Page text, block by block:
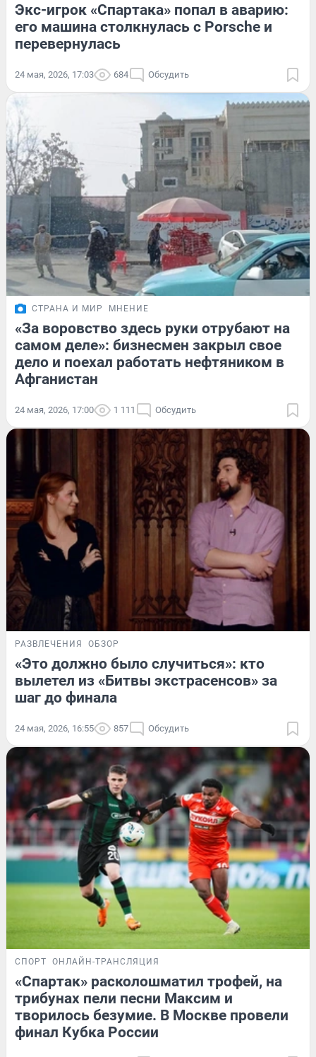
Экс-игрок «Спартака» попал в аварию:
его машина столкнулась с Porsche и
перевернулась
24 мая, 2026, 17:03 684 Обсудить
СТРАНА И МИР МНЕНИЕ
«За воровство здесь руки отрубают на
самом деле»: бизнесмен закрыл свое
дело и поехал работать нефтяником в
Афганистан
24 мая, 2026, 17:00 1 111 Обсудить
РАЗВЛЕЧЕНИЯ ОБЗОР
«Это должно было случиться»: кто
вылетел из «Битвы экстрасенсов» за
шаг до финала
24 мая, 2026, 16:55 857 Обсудить
СПОРТ ОНЛАЙН-ТРАНСЛЯЦИЯ
«Спартак» расколошматил трофей, на
трибунах пели песни Максим и
творилось безумие. В Москве провели
финал Кубка России